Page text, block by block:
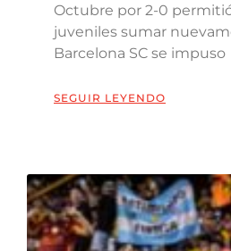
Octubre por 2-0
juveniles sumar
Barcelona SC se impuso
SEGUIR LEYENDO